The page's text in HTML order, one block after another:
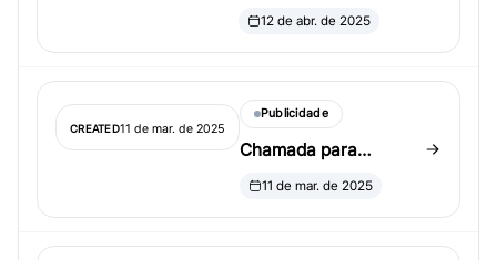
Advancing Research
12 de abr. de 2025
CREATED11 de mar. de 2025
Publicidade
Chamada para
resumos de sessões
11 de mar. de 2025